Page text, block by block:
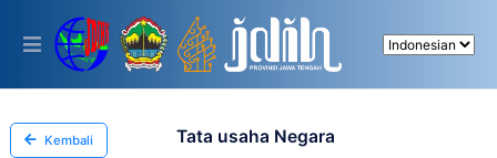
This
includes
accessibility
system.
Kembali Tata usaha Negara